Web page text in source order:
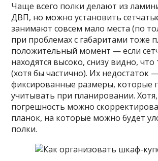
Чаще всего полки делают из
ДВП, но можно установить
занимают совсем мало места (по
при проблемах с габаритами тоже
положительный момент — если
находятся высоко, снизу видно,
(хотя бы частично). Их недостаток
фиксированные размеры, которые
учитывать при планировании.
погрешность можно
планок, на которые можно будет
полки.